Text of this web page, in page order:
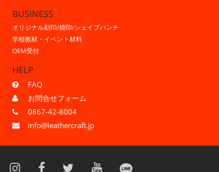
BUSINESS
オリジナル刻印/焼印/シェイプパンチ
学校教材・イベント材料
OEM受付
HELP
FAQ
お問合せフォーム
0867-42-8004
info@leathercraft.jp